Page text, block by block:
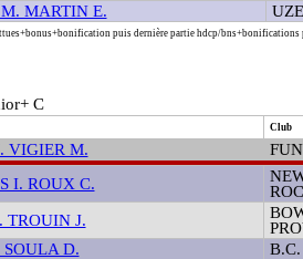
MARTIN E.
puis dernière partie hdcp/bns+bonifications
C
Club
VIGIER M.
I. ROUX C.
TROUIN J.
D.